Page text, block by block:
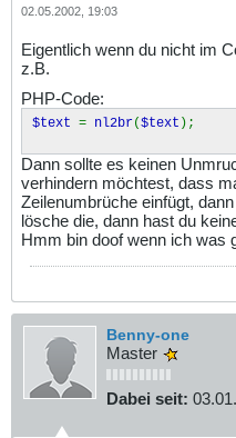
02.05.2002, 19:03
Eigentlich wenn du nicht im
z.B.
PHP-Code:
$text = nl2br($text );
Dann sollte es keinen
verhindern möchtest, dass
Zeilenumbrüche einfügt,
lösche die, dann hast du
Hmm bin doof wenn ich was
Benny-one
Master
Dabei seit: